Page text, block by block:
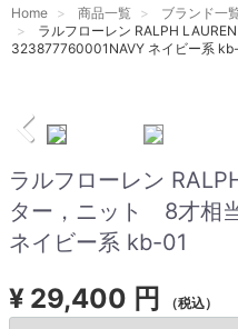
Home 商品一覧 ブランド一
ラルフローレン RALPH
323877760001NAVY ネイビー系
ラルフローレン
ター，ニット 8才相
ネイビー系 kb-01
¥ 29,400 円 （税込）